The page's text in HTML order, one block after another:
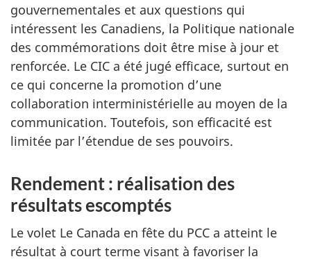
gouvernementales et aux questions qui
intéressent les Canadiens, la Politique nationale
des commémorations doit être mise à jour et
renforcée. Le CIC a été jugé efficace, surtout en
ce qui concerne la promotion d’une
collaboration interministérielle au moyen de la
communication. Toutefois, son efficacité est
limitée par l’étendue de ses pouvoirs.
Rendement : réalisation des
résultats escomptés
Le volet Le Canada en fête du PCC a atteint le
résultat à court terme visant à favoriser la